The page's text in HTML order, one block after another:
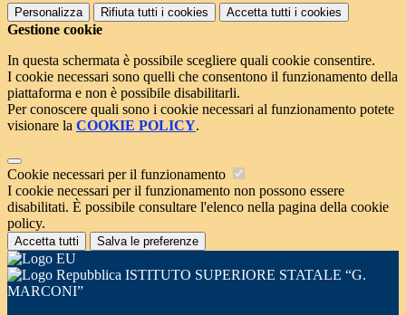
Personalizza Rifiuta tutti i cookies Accetta tutti i cookies
Gestione cookie
In questa schermata è possibile scegliere quali cookie consentire.
I cookie necessari sono quelli che consentono il funzionamento della
piattaforma e non è possibile disabilitarli.
Per conoscere quali sono i cookie necessari al funzionamento potete
visionare la COOKIE POLICY.
Cookie necessari per il funzionamento
I cookie necessari per il funzionamento non possono essere
disabilitati. È possibile consultare l'elenco nella pagina della cookie
policy.
Accetta tutti Salva le preferenze
ISTITUTO SUPERIORE STATALE “G.
MARCONI”